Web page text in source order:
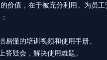
价值，在于被充分利用。为员工
易懂的培训视频和使用手册。
答疑会，解决使用难题。